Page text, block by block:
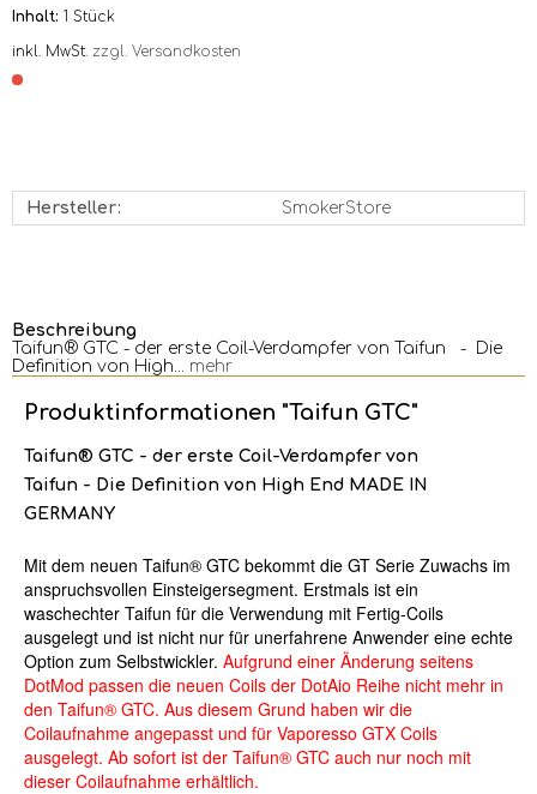
Inhalt: 1 Stück
inkl. MwSt. zzgl. Versandkosten
Hersteller: SmokerStore
Beschreibung
Taifun® GTC - der erste Coil-Verdampfer von Taifun - Die
Definition von High... mehr
Produktinformationen "Taifun GTC"
Taifun® GTC - der erste Coil-Verdampfer von
Taifun - Die Definition von High End MADE IN
GERMANY
Mit dem neuen Taifun® GTC bekommt die GT Serie Zuwachs im
anspruchsvollen Einsteigersegment. Erstmals ist ein
waschechter Taifun für die Verwendung mit Fertig-Coils
ausgelegt und ist nicht nur für unerfahrene Anwender eine echte
Option zum Selbstwickler. Aufgrund einer Änderung seitens
DotMod passen die neuen Coils der DotAio Reihe nicht mehr in
den Taifun® GTC. Aus diesem Grund haben wir die
Coilaufnahme angepasst und für Vaporesso GTX Coils
ausgelegt. Ab sofort ist der Taifun® GTC auch nur noch mit
dieser Coilaufnahme erhältlich.